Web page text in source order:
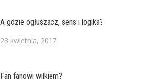
A gdzie ogłuszacz, sens i logika?
23 kwietnia, 2017
Fan fanowi wilkiem?